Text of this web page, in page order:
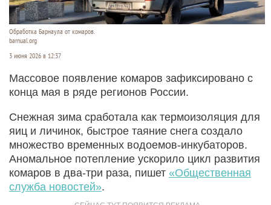
Обработка Барнаула от комаров.
barnual.org
3 июня 2026 в 12:37
Массовое появление комаров зафиксировано с
конца мая в ряде регионов России.
Снежная зима сработала как термоизоляция для
яиц и личинок, быстрое таяние снега создало
множество временных водоемов-инкубаторов.
Аномальное потепление ускорило цикл развития
комаров в два-три раза, пишет «Общественная
служба новостей».